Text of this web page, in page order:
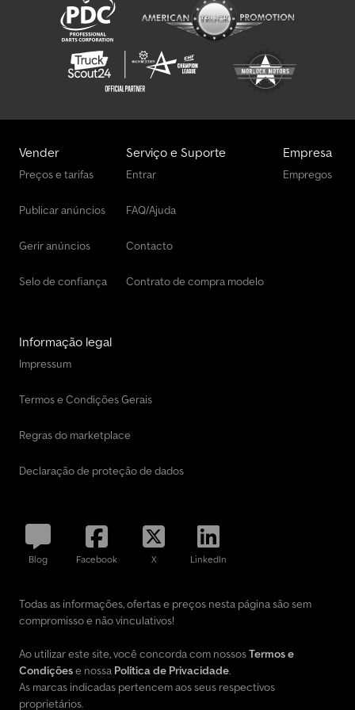
Vender
Preços e tarifas
Publicar anúncios
Gerir anúncios
Selo de confiança
Serviço e Suporte
Entrar
FAQ/Ajuda
Contacto
Contrato de compra modelo
Empresa
Empregos
Informação legal
Impressum
Termos e Condições Gerais
Regras do marketplace
Declaração de proteção de dados
Blog Facebook X LinkedIn
Todas as informações, ofertas e preços nesta página são sem
compromisso e não vinculativos!
Ao utilizar este site, você concorda com nossosTermos e
Condiçõese nossa Política de Privacidade.
As marcas indicadas pertencem aos seus respectivos
proprietários.